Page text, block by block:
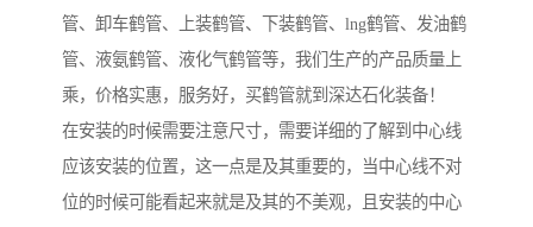
管、卸车鹤管、上装鹤管、下装鹤管、lng鹤管、发油鹤
管、液氨鹤管、液化气鹤管等，我们生产的产品质量上
乘，价格实惠，服务好，买鹤管就到深达石化装备！
在安装的时候需要注意尺寸，需要详细的了解到中心线
应该安装的位置，这一点是及其重要的，当中心线不对
位的时候可能看起来就是及其的不美观，且安装的中心